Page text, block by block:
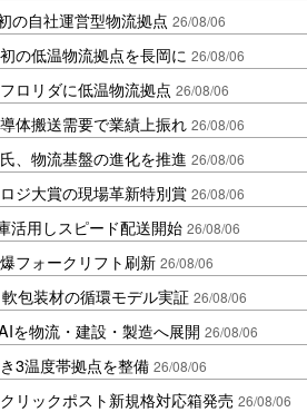
の自社運営型物流拠点 26/08/06
の低温物流拠点を長岡に 26/08/06
ロリダに低温物流拠点 26/08/06
体搬送需要で業績上振れ 26/08/06
、物流基盤の進化を推進 26/08/06
ジ大賞の現場革新特別賞 26/08/06
活用しスピード配送開始 26/08/06
フォークリフト刷新 26/08/06
包装材の循環モデル実証 26/08/06
を物流・建設・製造へ展開 26/08/06
3温度帯拠点を整備 26/08/06
リックポスト新規格対応箱発売 26/08/06